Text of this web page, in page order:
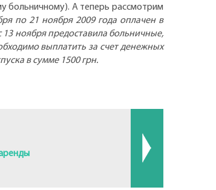
больничному). А теперь рассмотрим
по 21 ноября 2009 года оплачен в
ноября предоставила больничные,
выплатить за счет денежных
в сумме 1500 грн.